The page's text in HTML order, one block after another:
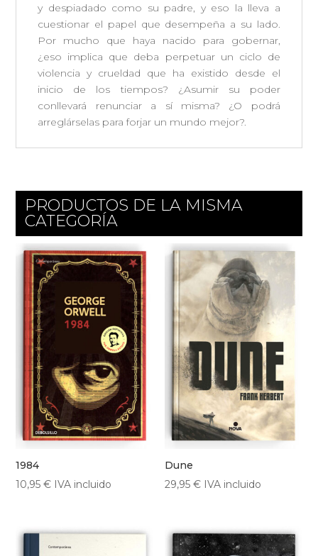
y despiadado como su padre, y eso la lleva a
cuestionar el papel que desempeña a su lado.
Por mucho que haya nacido para gobernar,
¿eso implica que deba perpetuar un ciclo de
violencia y crueldad que ha existido desde el
inicio de los tiempos? ¿Asumir su poder
conllevará renunciar a sí misma? ¿O podrá
arreglárselas para forjar un mundo mejor?.
PRODUCTOS DE LA MISMA
CATEGORÍA
1984
10,95€ IVA incluido
Dune
29,95€ IVA incluido